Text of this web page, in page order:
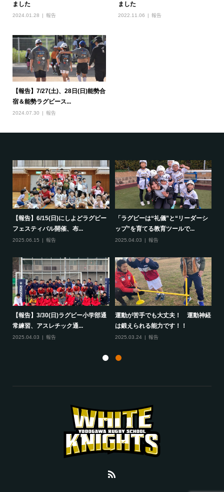
ました
2024.01.28 報告
ました
2022.11.06 報告
【報告】7/27(土)、28日(日)能勢合
宿＆能勢ラグビース...
2024.07.30 報告
【報告】6/15(日)にしよどラグビー
フェスティバル開催、布...
2025.06.15 報告
「ラグビーは“礼儀”と“リーダーシ
ップ”を育てる教育ツールで...
2025.04.03 報告
【報告】3/30(日)ラグビー小学部通
常練習、アスレチック通...
2025.04.03 報告
運動が苦手でも大丈夫！ 運動神経
は鍛えられる能力です！！
2025.03.24 報告